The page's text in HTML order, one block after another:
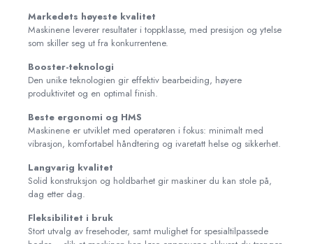
Markedets høyeste kvalitet
Maskinene leverer resultater i toppklasse, med presisjon og ytelse
som skiller seg ut fra konkurrentene.
Booster-teknologi
Den unike teknologien gir effektiv bearbeiding, høyere
produktivitet og en optimal finish.
Beste ergonomi og HMS
Maskinene er utviklet med operatøren i fokus: minimalt med
vibrasjon, komfortabel håndtering og ivaretatt helse og sikkerhet.
Langvarig kvalitet
Solid konstruksjon og holdbarhet gir maskiner du kan stole på,
dag etter dag.
Fleksibilitet i bruk
Stort utvalg av fresehoder, samt mulighet for spesialtilpassede